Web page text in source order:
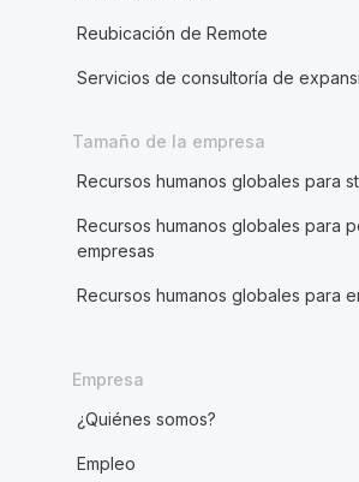
Reubicación de Remote
Servicios de consultoría de
Tamaño de la empresa
Recursos humanos globales para
Recursos humanos globales para
empresas
Recursos humanos globales para
Empresa
¿Quiénes somos?
Empleo